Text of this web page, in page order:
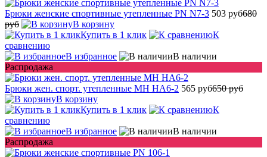
Брюки женские спортивные утепленные PN N7-3 503 руб680
руб
В корзину
Купить в 1 клик
К
сравнению
В избранное
В наличии
Распродажа
Брюки жен. спорт. утепленные MH HA6-2 565 руб650 руб
В корзину
Купить в 1 клик
К
сравнению
В избранное
В наличии
Распродажа